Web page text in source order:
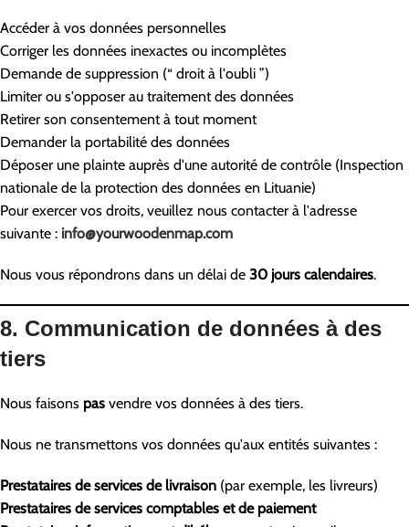
Accéder à vos données personnelles
Corriger les données inexactes ou incomplètes
Demande de suppression (“ droit à l'oubli ”)
Limiter ou s'opposer au traitement des données
Retirer son consentement à tout moment
Demander la portabilité des données
Déposer une plainte auprès d'une autorité de contrôle (Inspection
nationale de la protection des données en Lituanie)
Pour exercer vos droits, veuillez nous contacter à l'adresse
suivante : info@yourwoodenmap.com
Nous vous répondrons dans un délai de 30 jours calendaires.
8. Communication de données à des
tiers
Nous faisons pas vendre vos données à des tiers.
Nous ne transmettons vos données qu'aux entités suivantes :
Prestataires de services de livraison (par exemple, les livreurs)
Prestataires de services comptables et de paiement